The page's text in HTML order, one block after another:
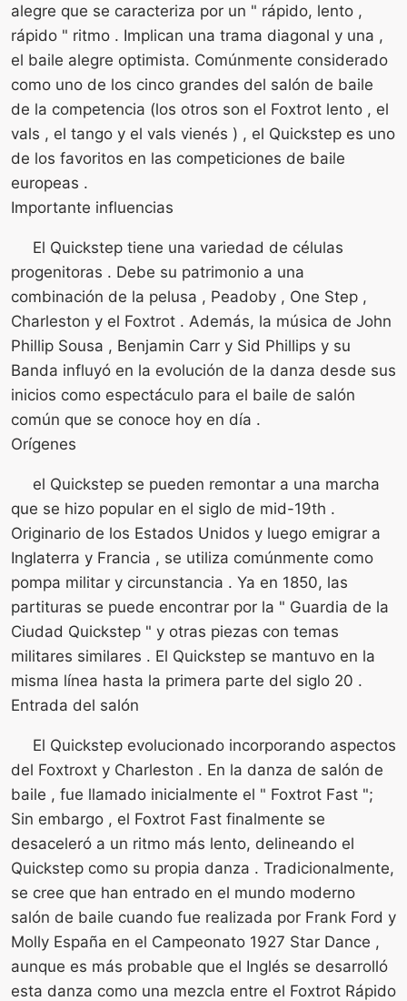
alegre que se caracteriza por un " rápido, lento ,
rápido " ritmo . Implican una trama diagonal y una ,
el baile alegre optimista. Comúnmente considerado
como uno de los cinco grandes del salón de baile
de la competencia (los otros son el Foxtrot lento , el
vals , el tango y el vals vienés ) , el Quickstep es uno
de los favoritos en las competiciones de baile
europeas .
Importante influencias
El Quickstep tiene una variedad de células
progenitoras . Debe su patrimonio a una
combinación de la pelusa , Peadoby , One Step ,
Charleston y el Foxtrot . Además, la música de John
Phillip Sousa , Benjamin Carr y Sid Phillips y su
Banda influyó en la evolución de la danza desde sus
inicios como espectáculo para el baile de salón
común que se conoce hoy en día .
Orígenes
el Quickstep se pueden remontar a una marcha
que se hizo popular en el siglo de mid-19th .
Originario de los Estados Unidos y luego emigrar a
Inglaterra y Francia , se utiliza comúnmente como
pompa militar y circunstancia . Ya en 1850, las
partituras se puede encontrar por la " Guardia de la
Ciudad Quickstep " y otras piezas con temas
militares similares . El Quickstep se mantuvo en la
misma línea hasta la primera parte del siglo 20 .
Entrada del salón
El Quickstep evolucionado incorporando aspectos
del Foxtroxt y Charleston . En la danza de salón de
baile , fue llamado inicialmente el " Foxtrot Fast ";
Sin embargo , el Foxtrot Fast finalmente se
desaceleró a un ritmo más lento, delineando el
Quickstep como su propia danza . Tradicionalmente,
se cree que han entrado en el mundo moderno
salón de baile cuando fue realizada por Frank Ford y
Molly España en el Campeonato 1927 Star Dance ,
aunque es más probable que el Inglés se desarrolló
esta danza como una mezcla entre el Foxtrot Rápido